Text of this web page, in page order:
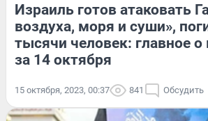
Израиль готов атаковать
воздуха, моря и суши»,
тысячи человек: главное о
за 14 октября
15 октября, 2023, 00:37 841 Обсудить